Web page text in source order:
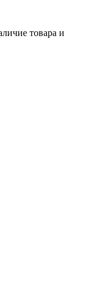
товара и